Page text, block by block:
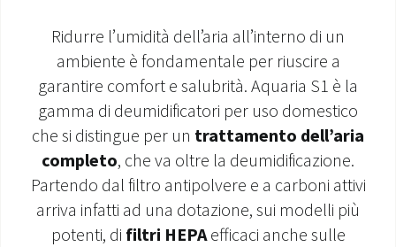
RISCALDAMENTO
TRATTAMENTO ARIA
SISTEMI INTEGRATI
NEGOZI
Ridurre l’umidità dell’aria all’interno di un
ambiente è fondamentale per riuscire a
garantire comfort e salubrità. Aquaria S1 è la
gamma di deumidificatori per uso domestico
che si distingue per un trattamento dell’aria
completo, che va oltre la deumidificazione.
Partendo dal filtro antipolvere e a carboni attivi
arriva infatti ad una dotazione, sui modelli più
potenti, di filtri HEPAefficaci anche sulle